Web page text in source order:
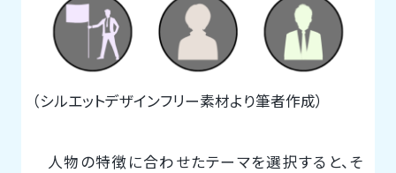
（シルエットデザインフリー素材より筆者作成）
人物の特徴に合わせたテーマを選択すると、そ